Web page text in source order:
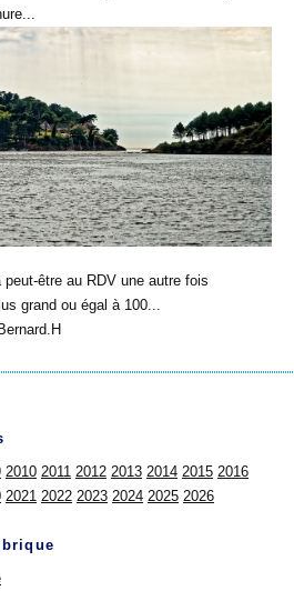
peut-être au RDV une autre fois
grand ou égal à 100...
2010 2011 2012 2013 2014 2015 2016
2021 2022 2023 2024 2025 2026